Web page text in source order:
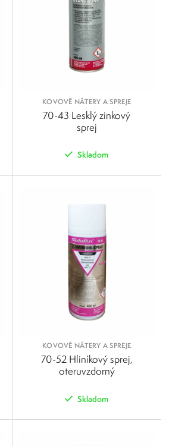
KOVOVÉ NÁTERY A SPREJE
70-43 Lesklý zinkový
sprej
Skladom
KOVOVÉ NÁTERY A SPREJE
70-52 Hliníkový sprej,
oteruvzdorný
Skladom